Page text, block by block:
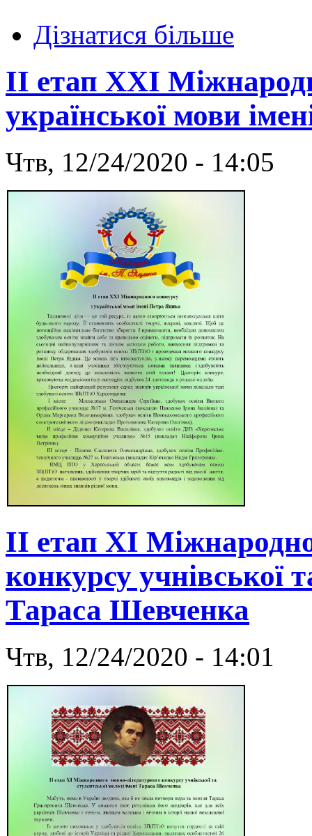
Дізнатися більше
ІІ етап ХХІ
української мови
Чтв, 12/24/2020 - 14:05
ІІ етап ХІ
конкурсу учнівської
Тараса Шевченка
Чтв, 12/24/2020 - 14:01